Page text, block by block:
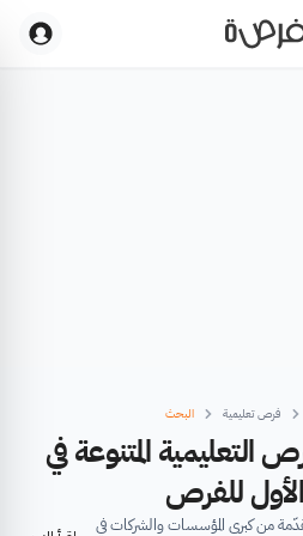
فرص تعليمية البحث
التعليمية المتنوعة في
الأول للفرص
من كبرى المؤسسات والشركات في